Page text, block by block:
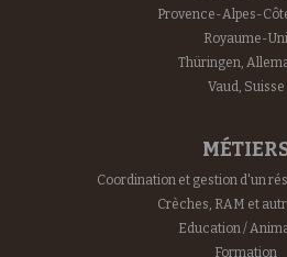
Provence-Alpes-
Royaume-Uni
Thüringen,
Vaud, Suisse
Coordination et gestion d'un
Crèches, RAM et
Education /
Formation